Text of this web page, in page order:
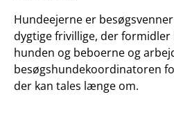
Hundeejerne er
dygtige frivillige, der
hunden og beboerne og
besøgshundekoordinatoren
der kan tales længe om.